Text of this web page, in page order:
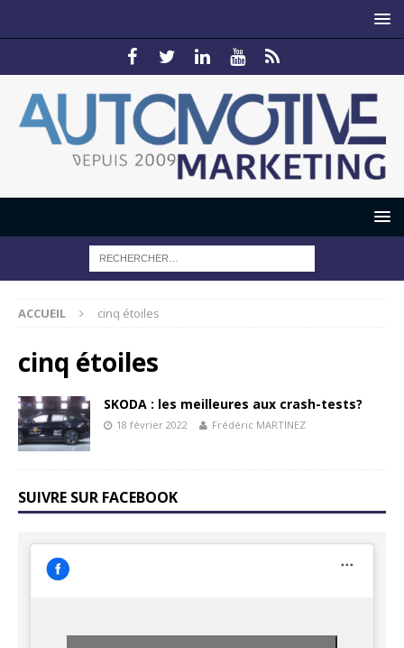
ACCUEIL cinq étoiles
cinq étoiles
SKODA : les meilleures aux crash-tests?
18 février 2022 Frédéric MARTINEZ
SUIVRE SUR FACEBOOK